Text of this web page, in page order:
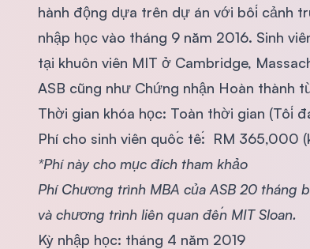
hành động dựa trên dự án với bối cảnh
nhập học vào tháng 9 năm 2016. Sinh
tại khuôn viên MIT ở Cambridge,
ASB cũng như Chứng nhận Hoàn thành
Thời gian khóa học: Toàn thời gian (Tối
Phí cho sinh viên quốc tế: RM 365,000
*Phí này cho mục đích tham khảo
Phí Chương trình MBA của ASB 20 tháng
và chương trình liên quan đến MIT Sloan.
Kỳ nhập học: tháng 4 năm 2019